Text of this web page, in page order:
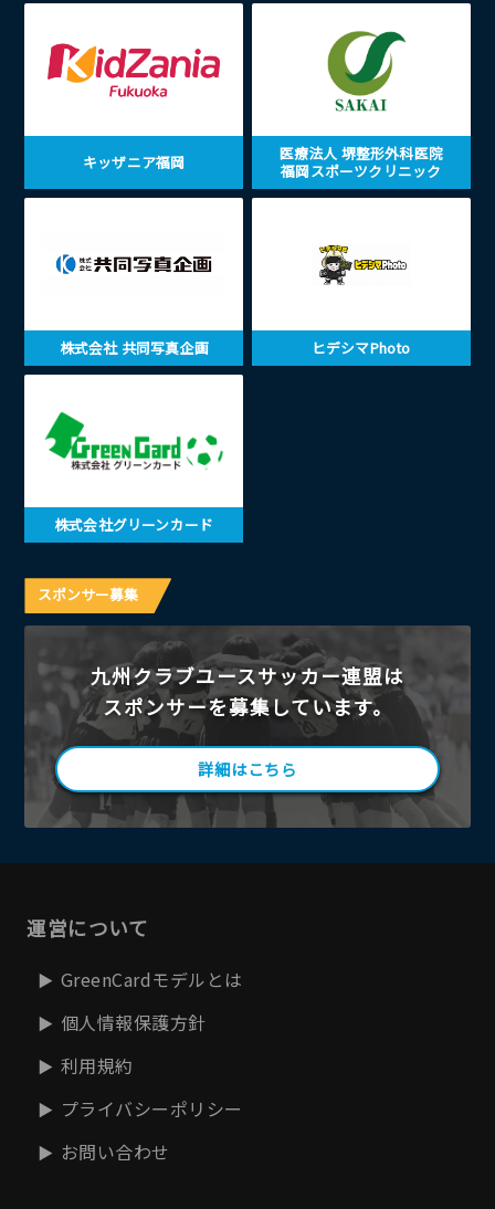
キッザニア福岡
医療法人 堺整形外科医院
福岡スポーツクリニック
株式会社 共同写真企画 ヒデシマPhoto
株式会社グリーンカード
スポンサー募集
九州クラブユースサッカー連盟は
スポンサーを募集しています。
詳細はこちら
運営について
GreenCardモデルとは
個人情報保護方針
利用規約
プライバシーポリシー
お問い合わせ